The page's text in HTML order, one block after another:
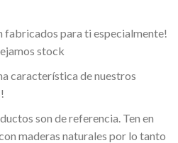
fabricados para ti especialmente!
stock
característica de nuestros
son de referencia. Ten en
maderas naturales por lo tanto